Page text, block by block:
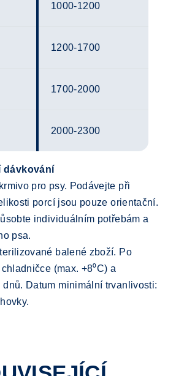
1000-1200
1200-1700
1700-2000
2000-2300
dávkování
pro psy. Podávejte při
porcí jsou pouze orientační.
individuálním potřebám a
psa.
balené zboží. Po
(max. +8⁰C) a
Datum minimální trvanlivosti: